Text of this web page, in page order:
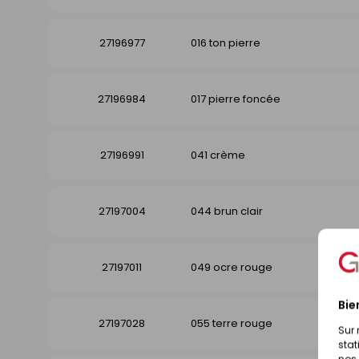
Sur
27196977 016 ton pierre
27196984 017 pierre foncée
27196991 041 crème
27197004 044 brun clair
27197011 049 ocre rouge
27197028 055 terre rouge